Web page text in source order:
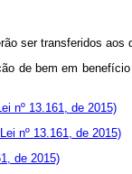
ser transferidos aos
de bem em
nº 13.161, de 2015)
nº 13.161, de 2015)
de 2015)